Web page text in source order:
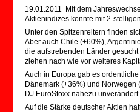
19.01.2011 Mit dem
Aktienindizes konnte mit 2-
Unter den Spitzenreitern finden
Aber auch Chile (+60%),
die aufstrebenden Länder
ziehen nach wie vor weiteres
Auch in Europa gab es
Dänemark (+36%) und
DJ EuroStoxx nahezu unverändert
Auf die Stärke deutscher Aktien